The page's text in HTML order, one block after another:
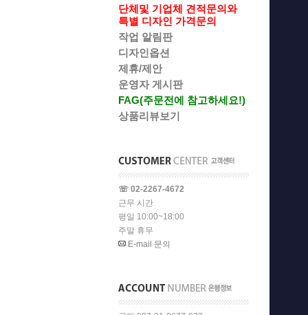
단체및 기업체 견적문의와
특별 디자인 가격문의
작업 알림판
디자인옵션
제휴/제안
운영자 게시판
FAG(주문전에 참고하세요!)
상품리뷰보기
☏ 02-2267-4672
근무 시간
평일 10:00~18:00
주말 휴무
E-mail 문의